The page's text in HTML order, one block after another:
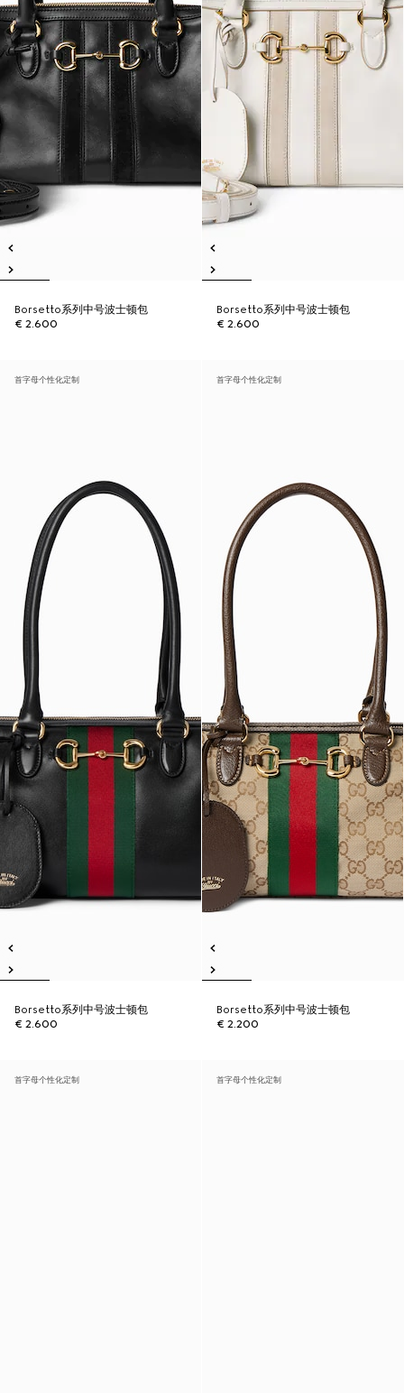
Borsetto系列中号波士顿包
€ 2.600
Borsetto系列中号波士顿包
€ 2.600
首字母个性化定制
Borsetto系列中号波士顿包
€ 2.600
首字母个性化定制
Borsetto系列中号波士顿包
€ 2.200
首字母个性化定制 首字母个性化定制